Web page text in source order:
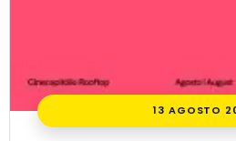
13 AGOSTO